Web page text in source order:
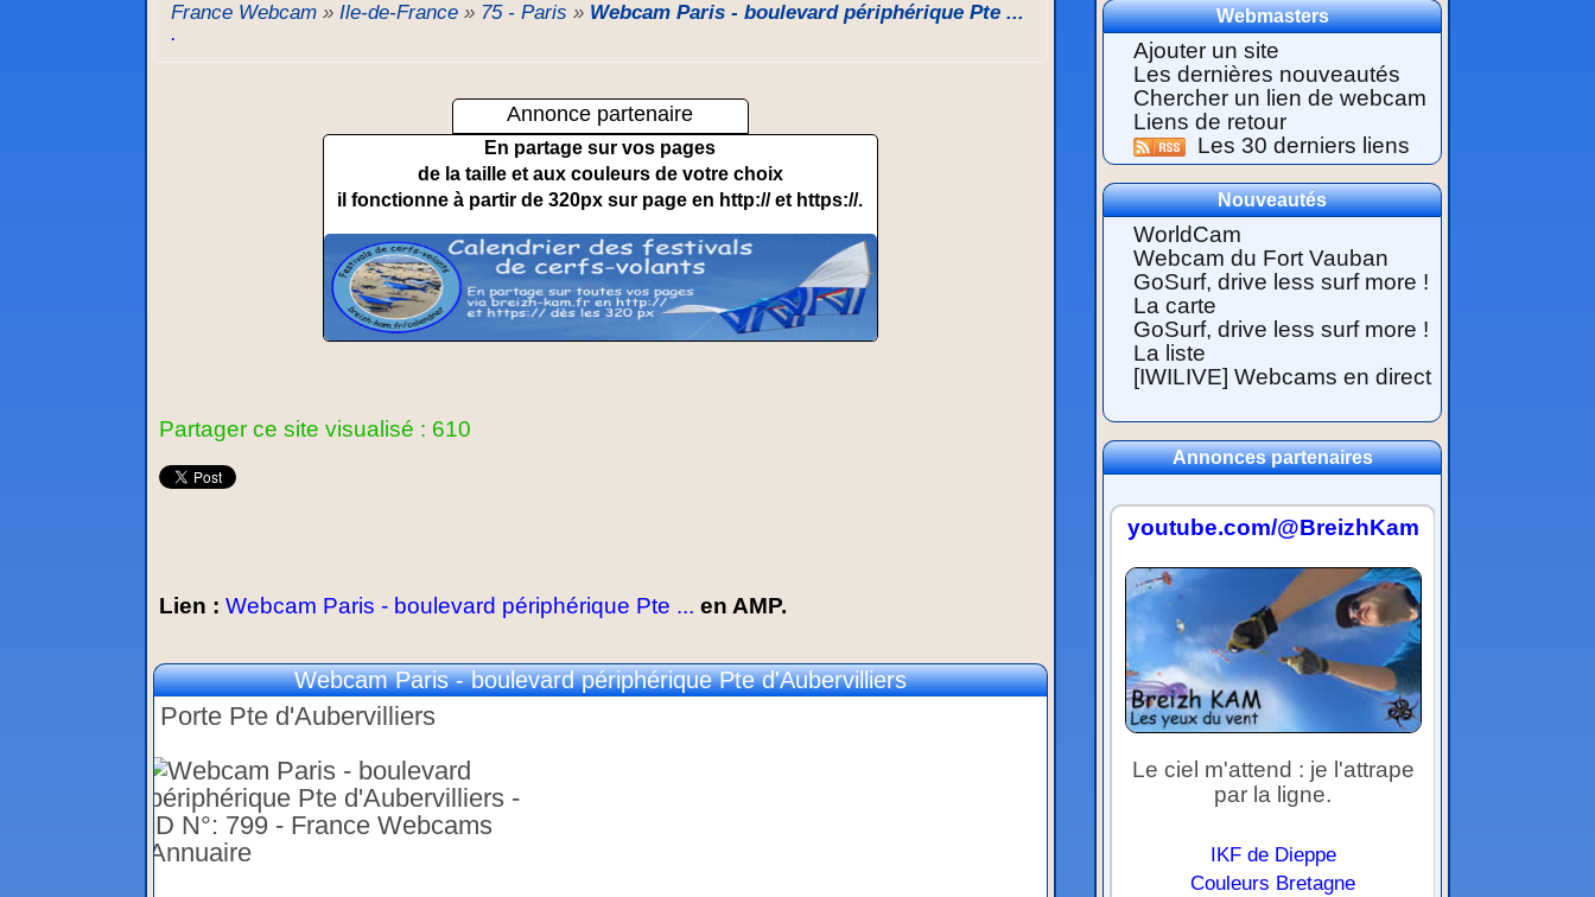
France Webcam » Ile-de-France » 75 - Paris » Webcam Paris - boulevard périphérique Pte ...
.
Annonce partenaire
En partage sur vos pages
de la taille et aux couleurs de votre choix
il fonctionne à partir de 320px sur page en http:// et https://.
Partager ce site visualisé : 610
Lien : Webcam Paris - boulevard périphérique Pte ... en AMP.
Webcam Paris - boulevard périphérique Pte d'Aubervilliers
Porte Pte d'Aubervilliers
Webmasters
Ajouter un site
Les dernières nouveautés
Chercher un lien de webcam
Liens de retour
Les 30 derniers liens
Nouveautés
WorldCam
Webcam du Fort Vauban
GoSurf, drive less surf more !
La carte
GoSurf, drive less surf more !
La liste
[IWILIVE] Webcams en direct
Annonces partenaires
youtube.com/@BreizhKam
Le ciel m'attend : je l'attrape
par la ligne.
IKF de Dieppe
Couleurs Bretagne